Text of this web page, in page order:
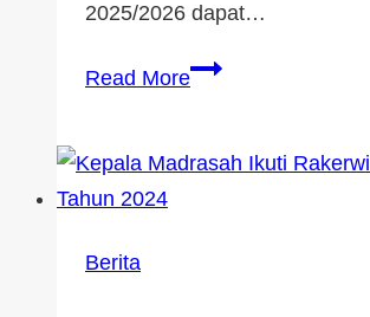
2025/2026 dapat…
Read More
Berita